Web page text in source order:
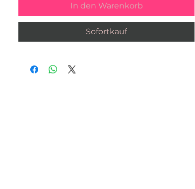
In den Warenkorb
Sofortkauf